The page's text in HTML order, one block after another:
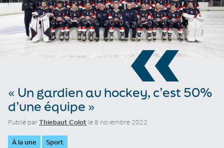
«
« Un gardien au hockey, c’est 50%
d’une équipe »
Publié parThiebaut Colot le 8 novembre 2022
À la une Sport